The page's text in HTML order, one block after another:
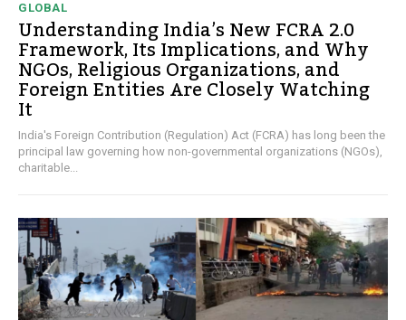
GLOBAL
Understanding India’s New FCRA 2.0
Framework, Its Implications, and Why
NGOs, Religious Organizations, and
Foreign Entities Are Closely Watching
It
India's Foreign Contribution (Regulation) Act (FCRA) has long been the
principal law governing how non-governmental organizations (NGOs),
charitable...